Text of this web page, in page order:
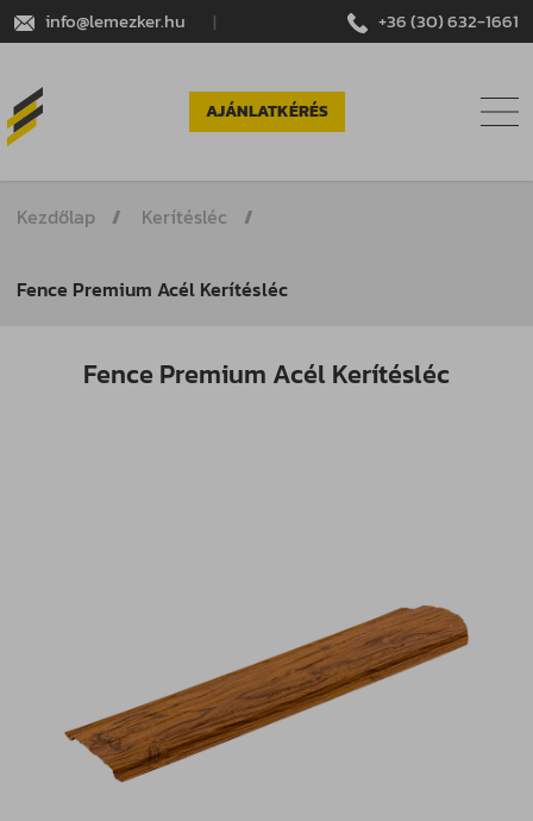
info@lemezker.hu | +36 (30) 632-1661
AJÁNLATKÉRÉS
Kezdőlap Kerítésléc
Fence Premium Acél Kerítésléc
Fence Premium Acél Kerítésléc